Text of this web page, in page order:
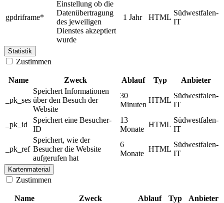
gpdriframe*
Einstellung ob die
Datenübertragung
des jeweiligen
Dienstes akzeptiert
wurde
1 Jahr HTML
Südwestfalen-
IT
Statistik
Zustimmen
Name Zweck Ablauf Typ Anbieter
_pk_ses
Speichert Informationen
über den Besuch der
Website
30
Minuten
HTML
Südwestfalen-
IT
_pk_id
Speichert eine Besucher-
ID
13
Monate
HTML
Südwestfalen-
IT
_pk_ref
Speichert, wie der
Besucher die Website
aufgerufen hat
6
Monate
HTML
Südwestfalen-
IT
Kartenmaterial
Zustimmen
Name Zweck Ablauf Typ Anbieter